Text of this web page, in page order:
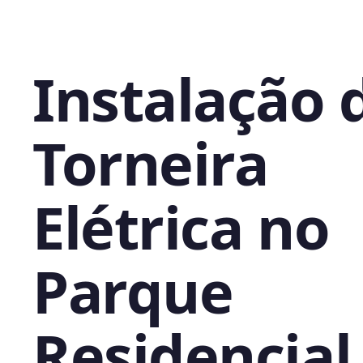
Instalação
Torneira
Elétrica no
Parque